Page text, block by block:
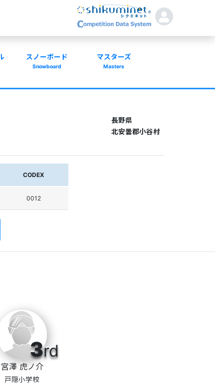
スノーボード
Snowboard
マスターズ
Masters
長野県
北安曇郡小谷村
CODEX
0012
3rd
宮澤 虎ノ介
戸隠小学校